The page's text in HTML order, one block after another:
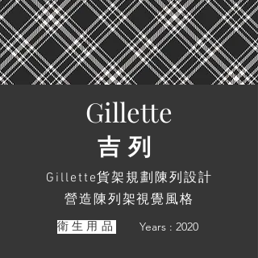
Gillette
吉列
Gillette貨架規劃陳列設計
營造陳列架視覺風格
衛生用品 Years : 2020